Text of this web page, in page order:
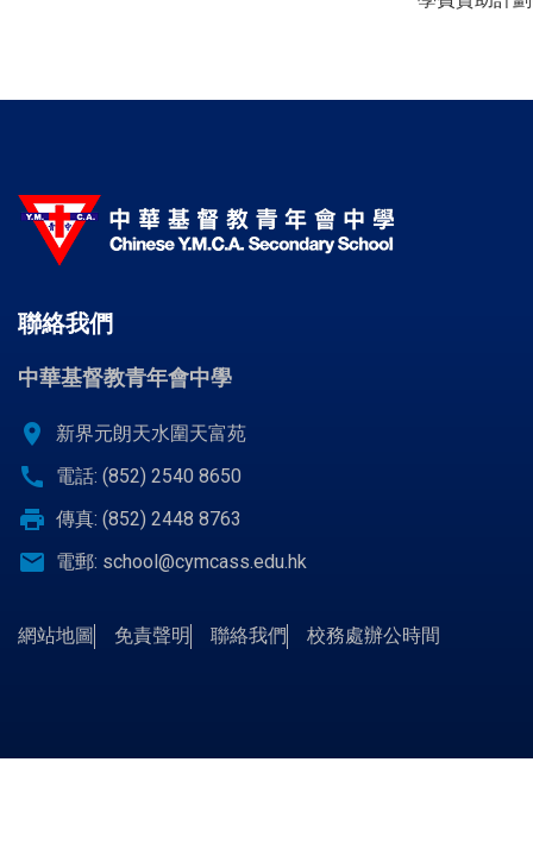
聯絡我們
中華基督教青年會中學
location_on 新界元朗天水圍天富苑
call 電話: (852) 2540 8650
print 傳真: (852) 2448 8763
email 電郵: school@cymcass.edu.hk
網站地圖 免責聲明 聯絡我們 校務處辦公時間